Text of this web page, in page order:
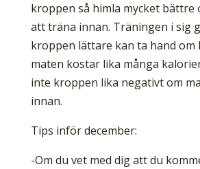
kroppen så himla mycket bättre
att träna innan. Träningen i sig
kroppen lättare kan ta hand om
maten kostar lika många
inte kroppen lika negativt om
innan.
Tips inför december:
-Om du vet med dig att du